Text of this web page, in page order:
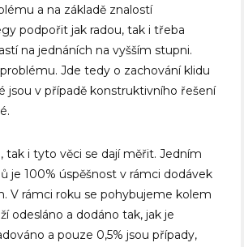
a na základě znalostí
podpořit jak radou, tak i třeba
na jednáních na vyšším stupni.
Jde tedy o zachování klidu
jsou v případě konstruktivního řešení
tak i tyto věci se dají měřit. Jedním
je 100% úspěšnost v rámci dodávek
V rámci roku se pohybujeme kolem
odesláno a dodáno tak, jak je
a pouze 0,5% jsou případy,